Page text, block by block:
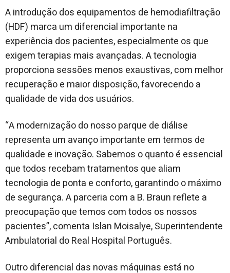
A introdução dos equipamentos de hemodiafiltração
(HDF) marca um diferencial importante na
experiência dos pacientes, especialmente os que
exigem terapias mais avançadas. A tecnologia
proporciona sessões menos exaustivas, com melhor
recuperação e maior disposição, favorecendo a
qualidade de vida dos usuários.
“A modernização do nosso parque de diálise
representa um avanço importante em termos de
qualidade e inovação. Sabemos o quanto é essencial
que todos recebam tratamentos que aliam
tecnologia de ponta e conforto, garantindo o máximo
de segurança. A parceria com a B. Braun reflete a
preocupação que temos com todos os nossos
pacientes”, comenta Islan Moisalye, Superintendente
Ambulatorial do Real Hospital Português.
Outro diferencial das novas máquinas está no